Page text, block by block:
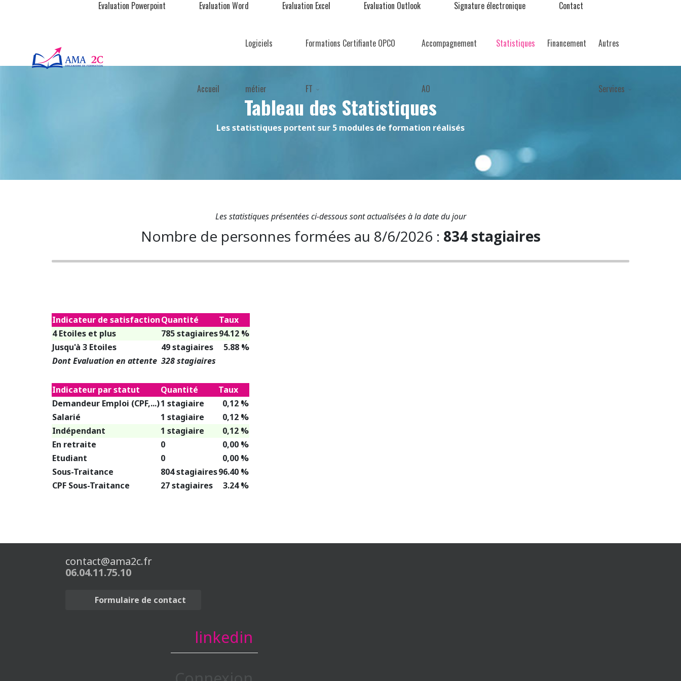
Evaluation Powerpoint Evaluation Word Evaluation Excel Evaluation Outlook Signature électronique Contact
Accueil
Logiciels
métier
Formations Certifiante OPCO
FT
Accompagnement
AO
Statistiques Financement Autres
Services
Tableau des Statistiques
Les statistiques portent sur 5 modules de formation réalisés
Les statistiques présentées ci-dessous sont actualisées à la date du jour
Nombre de personnes formées au 8/6/2026 : 834 stagiaires
Indicateur de satisfactionQuantité
Taux
4 Etoiles et plus
785 stagiaires94.12 %
Jusqu'à 3 Etoiles
49 stagiaires
5.88 %
Dont Evaluation en attente 328 stagiaires
Indicateur par statut Quantité
Taux
Demandeur Emploi (CPF,...)1 stagiaire
0,12 %
Salarié
1 stagiaire
0,12 %
Indépendant
1 stagiaire
0,12 %
En retraite
0
0,00 %
Etudiant
0
0,00 %
Sous-Traitance
804 stagiaires96.40 %
CPF Sous-Traitance
27 stagiaires 3.24 %
contact@ama2c.fr
06.04.11.75.10
Formulaire de contact
linkedin